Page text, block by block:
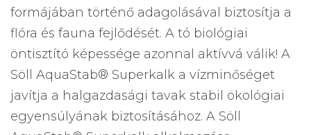
formájában történő adagolásával biztosítja a
flóra és fauna fejlődését. A tó biológiai
öntisztító képessége azonnal aktívvá válik! A
Söll AquaStab® Superkalk a vízminőséget
javítja a halgazdasági tavak stabil ökológiai
egyensúlyának biztosításához. A Söll